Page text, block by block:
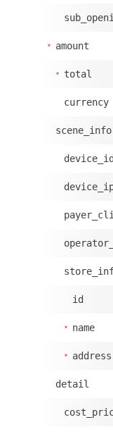
amount
total
currency
scene_info
device_id
id
name
address
detail